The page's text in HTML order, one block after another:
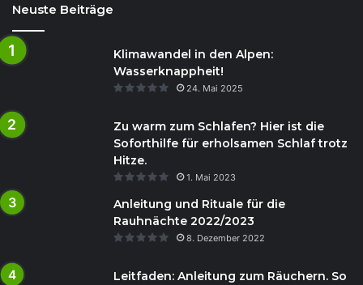
Neuste Beiträge
Klimawandel in den Alpen:
Wasserknappheit!
24. Mai 2025
Zu warm zum Schlafen? Hier ist die
Soforthilfe für erholsamen Schlaf trotz
Hitze.
1. Mai 2023
Anleitung und Rituale für die
Rauhnächte 2022/2023
8. Dezember 2022
Leitfaden: Anleitung zum Räuchern. So